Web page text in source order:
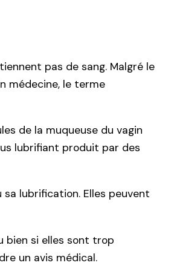
pas de sang. Malgré le
médecine, le terme
de la muqueuse du vagin
lubrifiant produit par des
lubrification. Elles peuvent
bien si elles sont trop
un avis médical.